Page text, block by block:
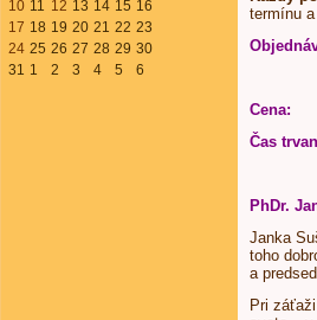
10 11 12 13 14 15 16
17 18 19 20 21 22 23
24 25 26 27 28 29 30
31 1 2 3 4 5 6
termínu
Cena:
Čas
PhDr.
Janka
toho
a
Pri